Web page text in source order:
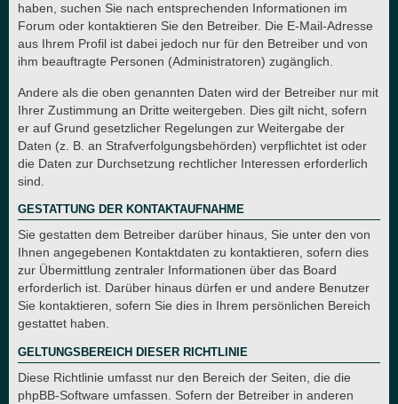
haben, suchen Sie nach entsprechenden Informationen im
Forum oder kontaktieren Sie den Betreiber. Die E-Mail-Adresse
aus Ihrem Profil ist dabei jedoch nur für den Betreiber und von
ihm beauftragte Personen (Administratoren) zugänglich.
Andere als die oben genannten Daten wird der Betreiber nur mit
Ihrer Zustimmung an Dritte weitergeben. Dies gilt nicht, sofern
er auf Grund gesetzlicher Regelungen zur Weitergabe der
Daten (z. B. an Strafverfolgungsbehörden) verpflichtet ist oder
die Daten zur Durchsetzung rechtlicher Interessen erforderlich
sind.
GESTATTUNG DER KONTAKTAUFNAHME
Sie gestatten dem Betreiber darüber hinaus, Sie unter den von
Ihnen angegebenen Kontaktdaten zu kontaktieren, sofern dies
zur Übermittlung zentraler Informationen über das Board
erforderlich ist. Darüber hinaus dürfen er und andere Benutzer
Sie kontaktieren, sofern Sie dies in Ihrem persönlichen Bereich
gestattet haben.
GELTUNGSBEREICH DIESER RICHTLINIE
Diese Richtlinie umfasst nur den Bereich der Seiten, die die
phpBB-Software umfassen. Sofern der Betreiber in anderen